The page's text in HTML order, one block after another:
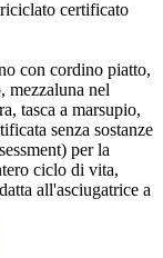
certificato
con cordino piatto,
mezzaluna nel
tasca a marsupio,
senza sostanze
per la
ciclo di vita,
all'asciugatrice a